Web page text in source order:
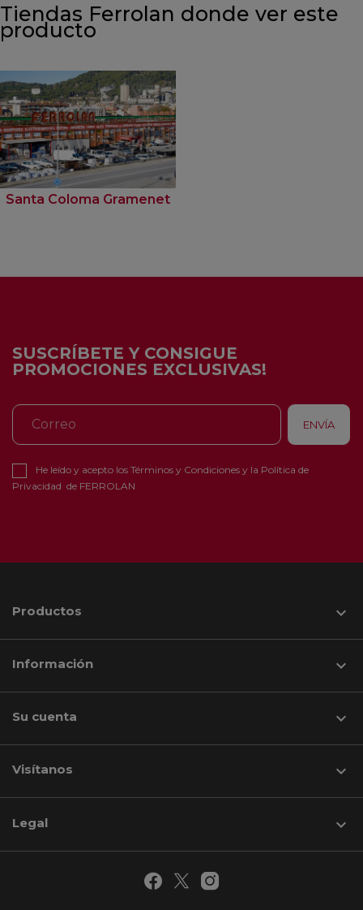
Tiendas Ferrolan donde ver este
producto
Santa Coloma Gramenet
SUSCRÍBETE Y CONSIGUE
PROMOCIONES EXCLUSIVAS!
He leído y acepto los Términos y Condiciones y la Política de
Privacidad de FERROLAN
Productos 
Información 
Su cuenta 
Visítanos keyboard_arrow_down
Legal 